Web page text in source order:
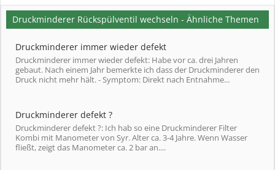
Druckminderer Rückspülventil wechseln - Ähnliche Themen
Druckminderer immer wieder defekt
Druckminderer immer wieder defekt: Habe vor ca. drei Jahren
gebaut. Nach einem Jahr bemerkte ich dass der Druckminderer den
Druck nicht mehr hält. - Symptom: Direkt nach Entnahme...
Druckminderer defekt ?
Druckminderer defekt ?: Ich hab so eine Druckminderer Filter
Kombi mit Manometer von Syr. Alter ca. 3-4 Jahre. Wenn Wasser
fließt, zeigt das Manometer ca. 2 bar an....